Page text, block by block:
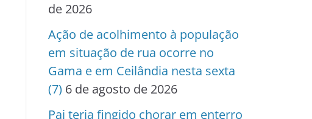
de 2026
Ação de acolhimento à população
em situação de rua ocorre no
Gama e em Ceilândia nesta sexta
(7) 6 de agosto de 2026
Pai teria fingido chorar em enterro